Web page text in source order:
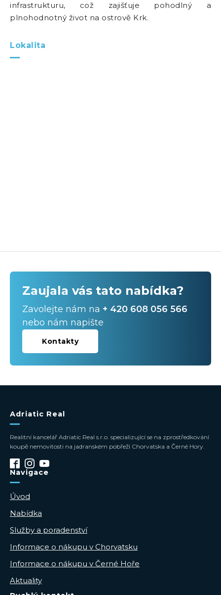
infrastrukturu, což zajišťuje pohodlný a
plnohodnotný život na ostrově Krk.
Lokalita
Zaujala vás tato nabídka?
Zavolejte nám na + 420 608 056 566
nebo nám napište
Kontakty
Adriatic Real
Realitní kancelář Adriatic Real s.r.o. specializující se na zprostředkování
koupě nemovitosti na jadranském pobřeží Chorvatska a Černé Hory.
Navigace
Úvod
Nabídka
Služby a poradenství
Informace o nákupu v Chorvatsku
Informace o nákupu v Černé Hoře
Aktuality